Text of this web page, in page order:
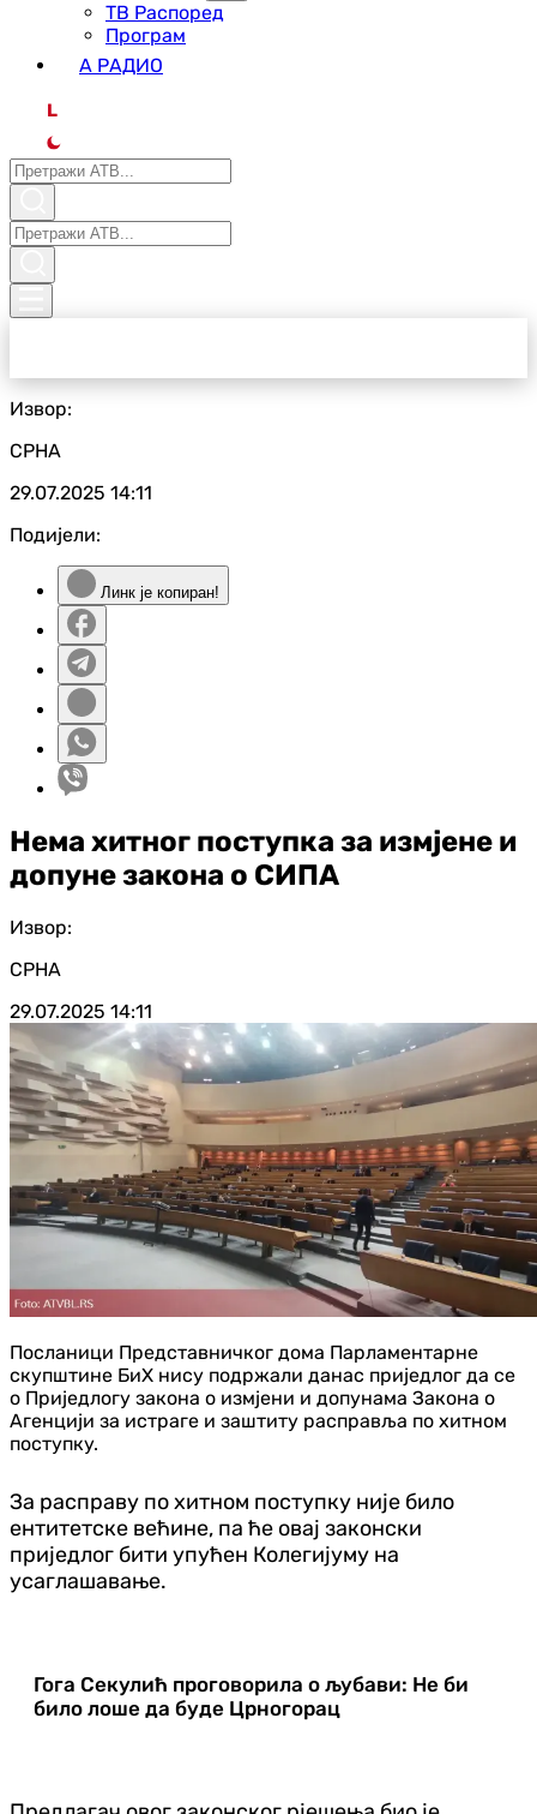
ТВ Распоред
Програм
А РАДИО
L
Извор:
СРНА
29.07.2025 14:11
Подијели:
Линк је копиран!
Нема хитног поступка за измјене и
допуне закона о СИПА
Извор:
СРНА
29.07.2025 14:11
Посланици Представничког дома Парламентарне
скупштине БиХ нису подржали данас приједлог да се
о Приједлогу закона о измјени и допунама Закона о
Агенцији за истраге и заштиту расправља по хитном
поступку.
За расправу по хитном поступку није било
ентитетске већине, па ће овај законски
приједлог бити упућен Колегијуму на
усаглашавање.
Гога Секулић проговорила о љубави: Не би
било лоше да буде Црногорац